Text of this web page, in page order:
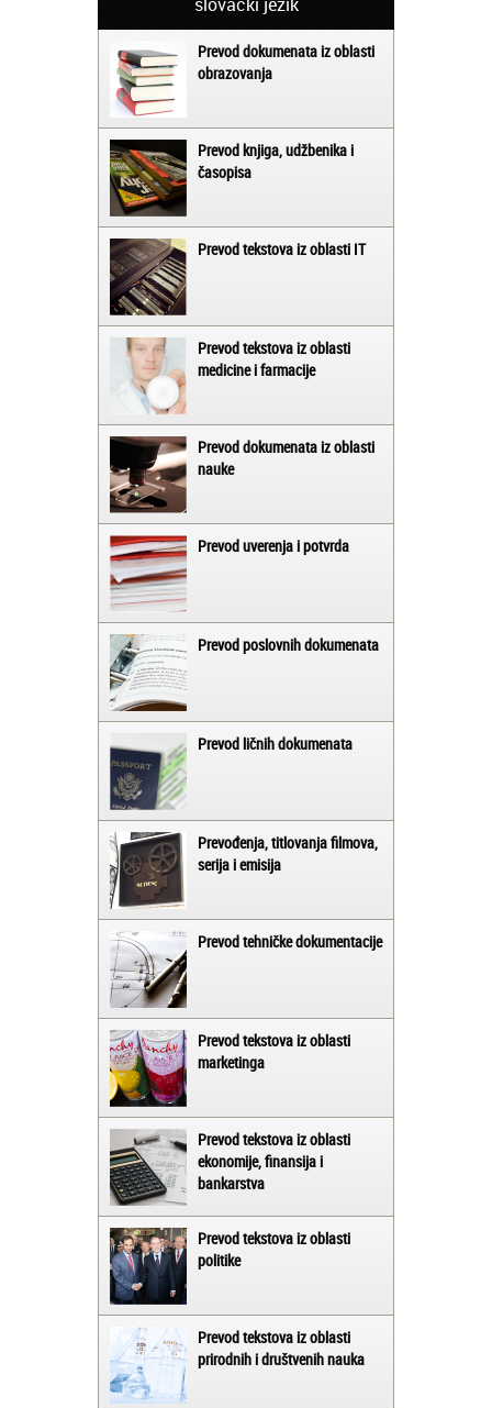
Prevod dokumenata iz oblasti
obrazovanja
Prevod knjiga, udžbenika i
časopisa
Prevod tekstova iz oblasti IT
Prevod tekstova iz oblasti
medicine i farmacije
Prevod dokumenata iz oblasti
nauke
Prevod uverenja i potvrda
Prevod poslovnih dokumenata
Prevod ličnih dokumenata
Prevođenja, titlovanja filmova,
serija i emisija
Prevod tehničke dokumentacije
Prevod tekstova iz oblasti
marketinga
Prevod tekstova iz oblasti
ekonomije, finansija i
bankarstva
Prevod tekstova iz oblasti
politike
Prevod tekstova iz oblasti
prirodnih i društvenih nauka